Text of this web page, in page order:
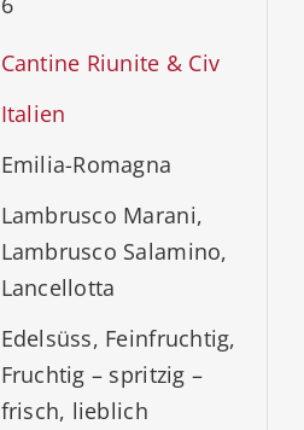
Cantine Riunite & Civ
Italien
Emilia-Romagna
Lambrusco Marani,
Lambrusco Salamino,
Lancellotta
Edelsüss, Feinfruchtig,
Fruchtig – spritzig –
frisch, lieblich